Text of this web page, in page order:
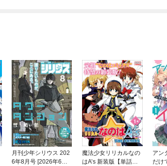
月刊少年シリウス 202
6年8月号 [2026年6月2
魔法少女リリカルなの
はA’s 新装版【単話】
アン
だけ